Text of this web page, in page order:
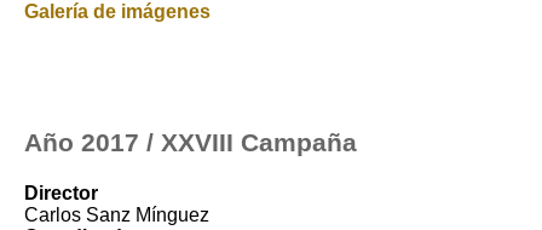
Galería de imágenes
Año 2017 / XXVIII Campaña
Director
Carlos Sanz Mínguez